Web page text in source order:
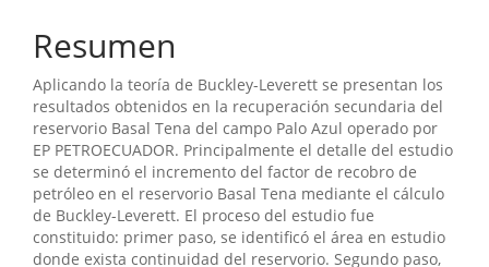
Resumen
Aplicando la teoría de Buckley-Leverett se presentan los
resultados obtenidos en la recuperación secundaria del
reservorio Basal Tena del campo Palo Azul operado por
EP PETROECUADOR. Principalmente el detalle del estudio
se determinó el incremento del factor de recobro de
petróleo en el reservorio Basal Tena mediante el cálculo
de Buckley-Leverett. El proceso del estudio fue
constituido: primer paso, se identificó el área en estudio
donde exista continuidad del reservorio. Segundo paso,